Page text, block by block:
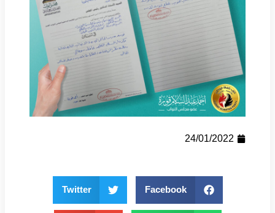
24/01/2022
Facebook
Twitter